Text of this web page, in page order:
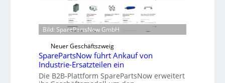
d
i
r
e
k
t
e
e
n
t
w
i
c
k
e
Bild: SparePartsNow GmbH
Neuer Geschäftszweig
SparePartsNow führt Ankauf von
Industrie-Ersatzteilen ein
Die B2B-Plattform SparePartsNow erweitert